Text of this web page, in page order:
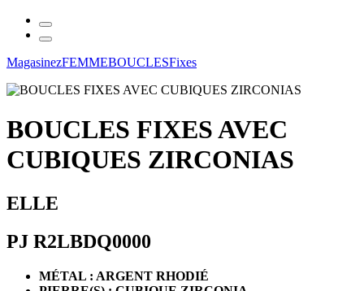
MagasinezFEMMEBOUCLESFixes
BOUCLES FIXES AVEC
CUBIQUES ZIRCONIAS
ELLE
PJ R2LBDQ0000
MÉTAL : ARGENT RHODIÉ